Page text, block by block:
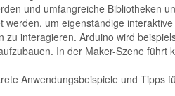
und umfangreiche Bibliotheken
werden, um eigenständige
interagieren. Arduino wird
In der Maker-Szene führt
Anwendungsbeispiele und Tipps